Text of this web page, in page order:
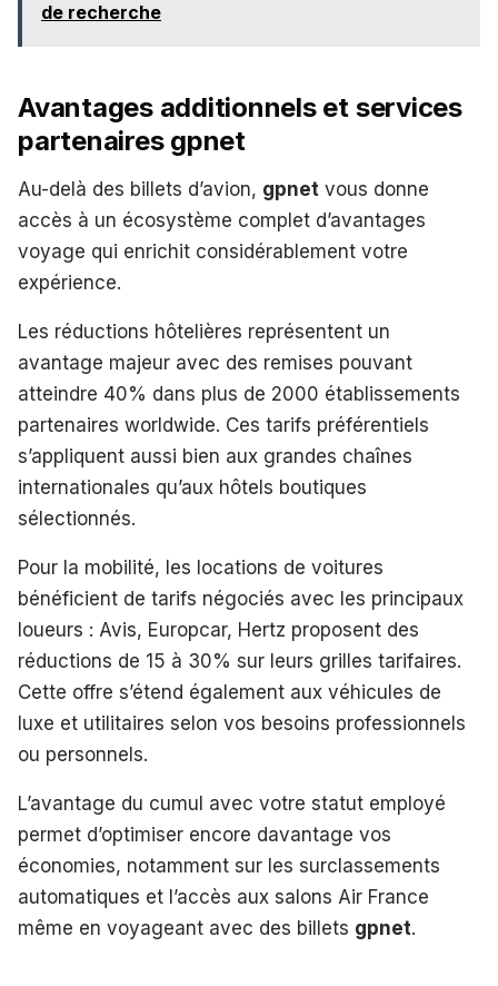
de recherche
Avantages additionnels et services
partenaires gpnet
Au-delà des billets d’avion, gpnet vous donne
accès à un écosystème complet d’avantages
voyage qui enrichit considérablement votre
expérience.
Les réductions hôtelières représentent un
avantage majeur avec des remises pouvant
atteindre 40% dans plus de 2000 établissements
partenaires worldwide. Ces tarifs préférentiels
s’appliquent aussi bien aux grandes chaînes
internationales qu’aux hôtels boutiques
sélectionnés.
Pour la mobilité, les locations de voitures
bénéficient de tarifs négociés avec les principaux
loueurs : Avis, Europcar, Hertz proposent des
réductions de 15 à 30% sur leurs grilles tarifaires.
Cette offre s’étend également aux véhicules de
luxe et utilitaires selon vos besoins professionnels
ou personnels.
L’avantage du cumul avec votre statut employé
permet d’optimiser encore davantage vos
économies, notamment sur les surclassements
automatiques et l’accès aux salons Air France
même en voyageant avec des billets gpnet.